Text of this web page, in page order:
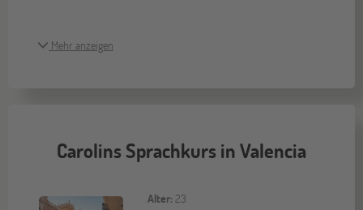
Mehr anzeigen
Carolins Sprachkurs in Valencia
Alter: 23